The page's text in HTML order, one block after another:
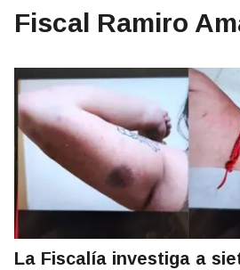
Fiscal Ramiro
La Fiscalía investiga a